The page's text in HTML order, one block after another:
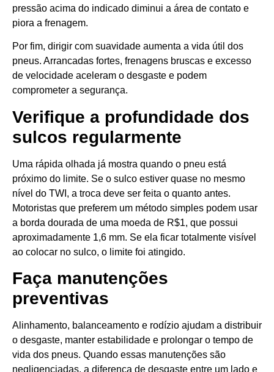
pressão acima do indicado diminui a área de contato e
piora a frenagem.
Por fim, dirigir com suavidade aumenta a vida útil dos
pneus. Arrancadas fortes, frenagens bruscas e excesso
de velocidade aceleram o desgaste e podem
comprometer a segurança.
Verifique a profundidade dos
sulcos regularmente
Uma rápida olhada já mostra quando o pneu está
próximo do limite. Se o sulco estiver quase no mesmo
nível do TWI, a troca deve ser feita o quanto antes.
Motoristas que preferem um método simples podem usar
a borda dourada de uma moeda de R$1, que possui
aproximadamente 1,6 mm. Se ela ficar totalmente visível
ao colocar no sulco, o limite foi atingido.
Faça manutenções
preventivas
Alinhamento, balanceamento e rodízio ajudam a distribuir
o desgaste, manter estabilidade e prolongar o tempo de
vida dos pneus. Quando essas manutenções são
negligenciadas, a diferença de desgaste entre um lado e